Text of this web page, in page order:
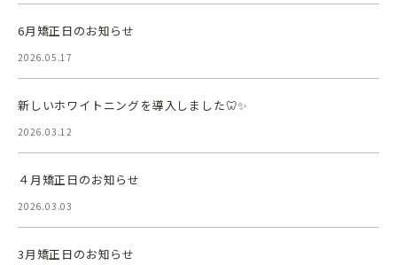
6月矯正日のお知らせ
2026.05.17
新しいホワイトニングを導入しました🦷✨
2026.03.12
４月矯正日のお知らせ
2026.03.03
3月矯正日のお知らせ